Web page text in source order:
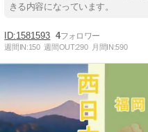
きる内容になっています。
1581593 4
週間IN:150 週間OUT:290 月間IN:590